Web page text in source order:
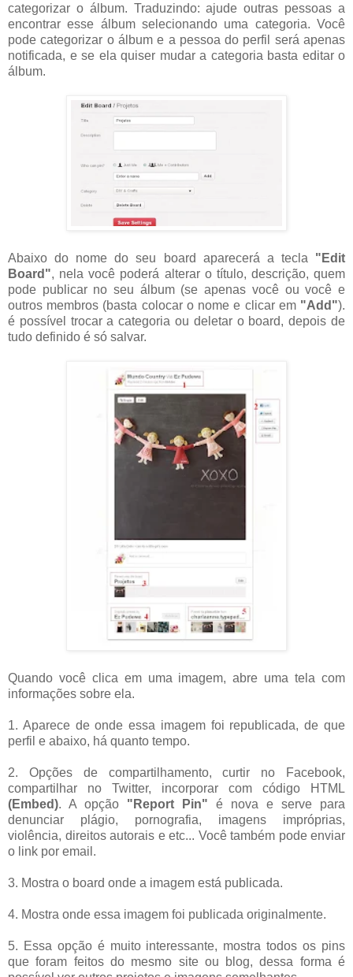
categorizar o álbum. Traduzindo: ajude outras pessoas a
encontrar esse álbum selecionando uma categoria. Você
pode categorizar o álbum e a pessoa do perfil será apenas
notificada, e se ela quiser mudar a categoria basta editar o
álbum.
Abaixo do nome do seu board aparecerá a tecla "Edit
Board", nela você poderá alterar o título, descrição, quem
pode publicar no seu álbum (se apenas você ou você e
outros membros (basta colocar o nome e clicar em "Add").
é possível trocar a categoria ou deletar o board, depois de
tudo definido é só salvar.
Quando você clica em uma imagem, abre uma tela com
informações sobre ela.
1. Aparece de onde essa imagem foi republicada, de que
perfil e abaixo, há quanto tempo.
2. Opções de compartilhamento, curtir no Facebook,
compartilhar no Twitter, incorporar com código HTML
(Embed). A opção "Report Pin" é nova e serve para
denunciar plágio, pornografia, imagens impróprias,
violência, direitos autorais e etc... Você também pode enviar
o link por email.
3. Mostra o board onde a imagem está publicada.
4. Mostra onde essa imagem foi publicada originalmente.
5. Essa opção é muito interessante, mostra todos os pins
que foram feitos do mesmo site ou blog, dessa forma é